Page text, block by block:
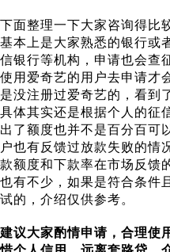
下面整理一下大家咨询得比
基本上是大家熟悉的银行或
信银行等机构，申请也会查
使用爱奇艺的用户去申请才
是没注册过爱奇艺的，看到
具体其实还是根据个人的征
出了额度也并不是百分百可
户也有反馈过放款失败的情
款额度和下款率在市场反馈
也有不少，如果是符合条件
试的，介绍仅供参考。
建议大家酌情申请，合理使